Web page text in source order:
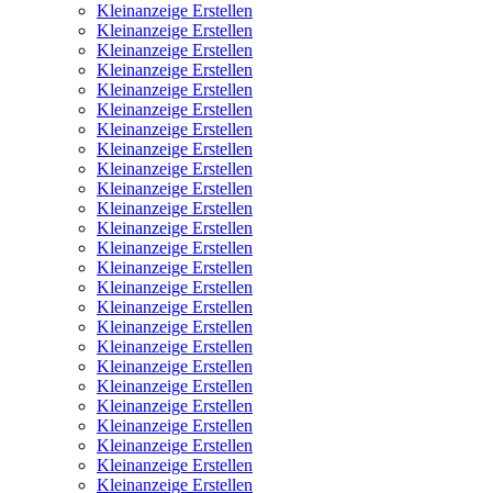
Kleinanzeige Erstellen
Kleinanzeige Erstellen
Kleinanzeige Erstellen
Kleinanzeige Erstellen
Kleinanzeige Erstellen
Kleinanzeige Erstellen
Kleinanzeige Erstellen
Kleinanzeige Erstellen
Kleinanzeige Erstellen
Kleinanzeige Erstellen
Kleinanzeige Erstellen
Kleinanzeige Erstellen
Kleinanzeige Erstellen
Kleinanzeige Erstellen
Kleinanzeige Erstellen
Kleinanzeige Erstellen
Kleinanzeige Erstellen
Kleinanzeige Erstellen
Kleinanzeige Erstellen
Kleinanzeige Erstellen
Kleinanzeige Erstellen
Kleinanzeige Erstellen
Kleinanzeige Erstellen
Kleinanzeige Erstellen
Kleinanzeige Erstellen